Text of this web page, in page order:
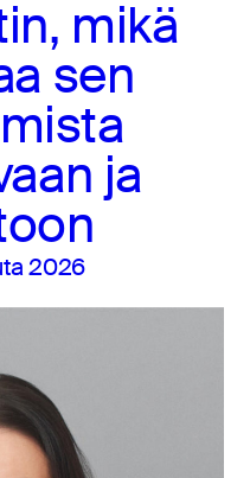
mikä
sen
ja
2026